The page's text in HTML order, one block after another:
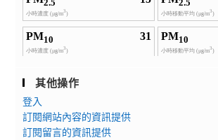
其他操作
登入
訂閱網站內容的資訊提供
訂閱留言的資訊提供